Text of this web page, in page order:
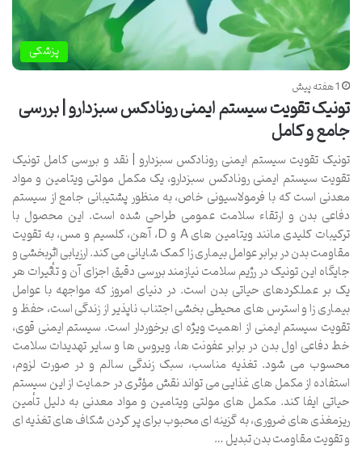
پزشکی
1 هفته پیش
تونیک تقویت سیستم ایمنی رونادکس سبزدارو | بررسی
جامع و کامل
تونیک تقویت سیستم ایمنی رونادکس سبزدارو | نقد و بررسی کامل تونیک
تقویت سیستم ایمنی رونادکس سبزدارو، یک مکمل مولتی ویتامین و مواد
معدنی است که با فرمولاسیونی خاص، به منظور پشتیبانی جامع از سیستم
دفاعی بدن و ارتقاء سلامت عمومی طراحی شده است. این محصول با
ترکیبات کلیدی مانند ویتامین های A و D، آهن، کلسیم و مس، به تقویت
مقاومت بدن در برابر عوامل بیماری زا کمک شایانی می کند. ارزیابی اثربخشی و
جایگاه این تونیک در رژیم سلامت نیازمند بررسی دقیق اجزای آن و تأثیرات هر
یک بر عملکردهای حیاتی بدن است. در دنیای امروز که مواجهه با عوامل
بیماری زا و استرس های محیطی بخشی اجتناب ناپذیر از زندگی است، حفظ و
تقویت سیستم ایمنی از اهمیت ویژه ای برخوردار است. سیستم ایمنی قوی،
خط دفاعی اول بدن در برابر عفونت ها، ویروس ها و سایر تهدیدات سلامت
محسوب می شود. تغذیه مناسب، سبک زندگی سالم و در صورت لزوم،
استفاده از مکمل های غذایی می تواند نقش مؤثری در حمایت از این سیستم
حیاتی ایفا کند. مکمل های مولتی ویتامین و مواد معدنی به دلیل تأمین
ریزمغذی های ضروری، به گزینه ای محبوب برای پر کردن شکاف های تغذیه ای
و تقویت مقاومت بدن تبدیل …